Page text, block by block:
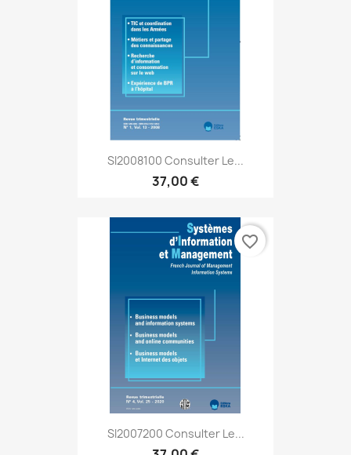
SI2008100 Consulter Le...
37,00 €
SI2007200 Consulter Le...
favorite_border